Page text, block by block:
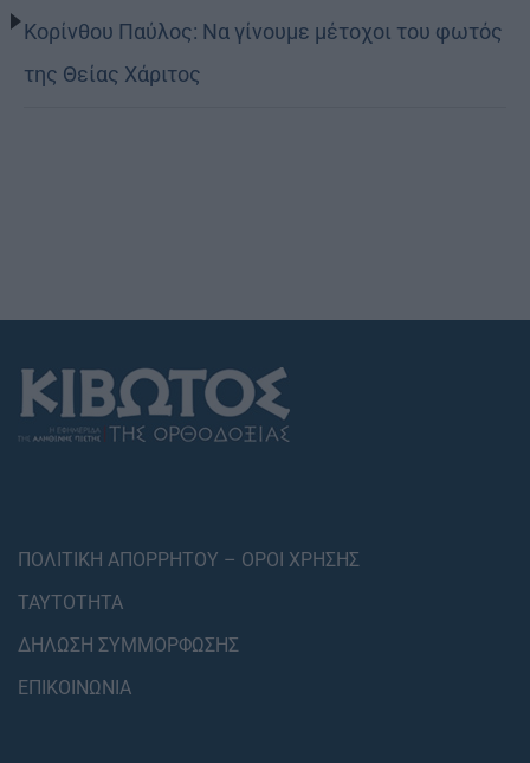
Κορίνθου Παύλος: Να γίνουμε μέτοχοι του φωτός
της Θείας Χάριτος
ΠΟΛΙΤΙΚΗ ΑΠΟΡΡΗΤΟΥ – ΟΡΟΙ ΧΡΗΣΗΣ
ΤΑΥΤΟΤΗΤΑ
ΔΗΛΩΣΗ ΣΥΜΜΟΡΦΩΣΗΣ
ΕΠΙΚΟΙΝΩΝΙΑ